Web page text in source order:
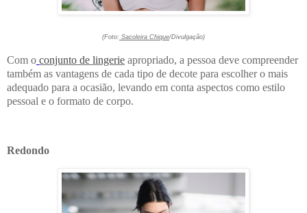
(Foto: Sacoleira Chique/Divulgação)
Com o conjunto de lingerie apropriado, a pessoa deve compreender
também as vantagens de cada tipo de decote para escolher o mais
adequado para a ocasião, levando em conta aspectos como estilo
pessoal e o formato de corpo.
Redondo